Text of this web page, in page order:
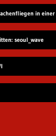
in einer
seoul_wave